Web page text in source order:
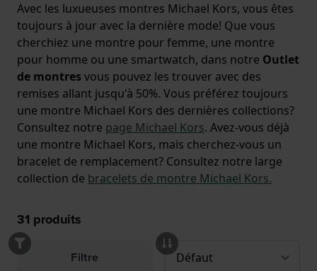
Avec les luxueuses montres Michael Kors, vous êtes
toujours à jour avec la dernière mode! Que vous
cherchiez une montre pour femme, une montre
pour homme ou une smartwatch, dans notre Outlet
de montres vous pouvez les trouver avec des
remises allant jusqu'à 50%. Vous préférez toujours
une montre Michael Kors des dernières collections?
Consultez notre page Michael Kors. Avez-vous déjà
une montre Michael Kors, mais cherchez-vous un
bracelet de remplacement? Consultez notre large
collection de bracelets de montre Michael Kors.
31 produits
Filtre